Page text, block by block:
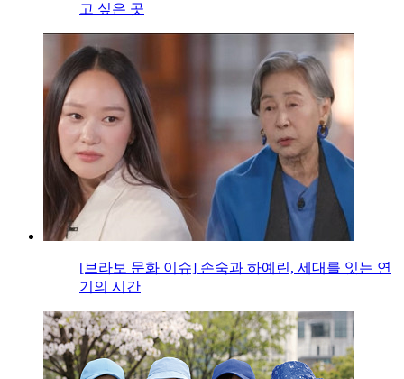
고 싶은 곳
[브라보 문화 이슈] 손숙과 하예린, 세대를 잇는 연
기의 시간